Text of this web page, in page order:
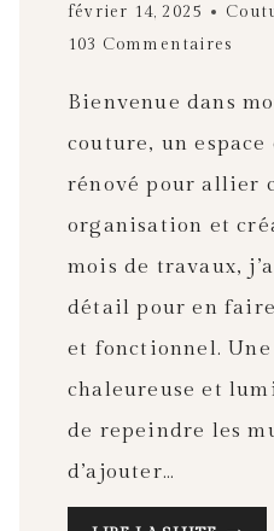
février 14, 2025
103 Commentaires
Bienvenue dans
couture, un
rénové pour allier
organisation et
mois de travaux,
détail pour en
et fonctionnel.
chaleureuse et
de repeindre les
d’ajouter…
MON